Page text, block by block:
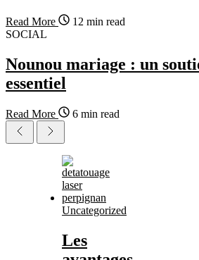
Read More
12 min read
SOCIAL
Nounou mariage : un
essentiel
Read More 6 min read
Uncategorized
Les